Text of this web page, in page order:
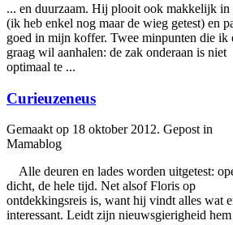
... en duurzaam. Hij plooit ook makkelijk in
(ik heb enkel nog maar de wieg getest) en
goed in mijn koffer. Twee minpunten die ik
graag wil aanhalen: de zak onderaan is niet
optimaal te ...
Curieuzeneus
Gemaakt op 18 oktober 2012. Gepost in
Mamablog
Alle deuren en lades worden uitgetest:
dicht, de hele tijd. Net alsof Floris op
ontdekkingsreis is, want hij vindt alles wat
interessant. Leidt zijn nieuwsgierigheid hem